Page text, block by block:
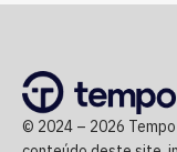
© 2024 – 2026 Tempo